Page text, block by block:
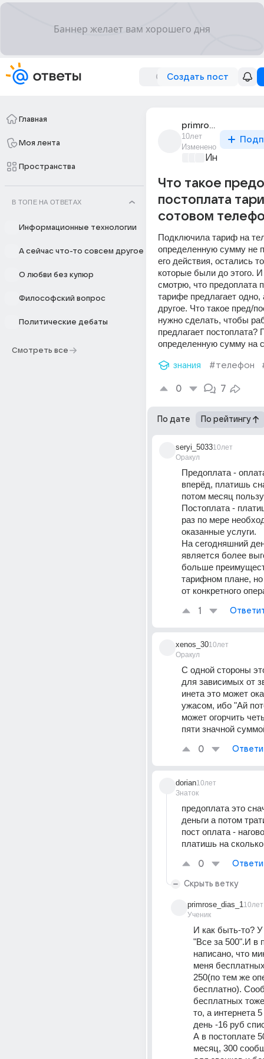
Создать пост
Главная
Моя лента
Пространства
В ТОПЕ НА ОТВЕТАХ
Информационные технологии
А сейчас что-то совсем другое
О любви без купюр
Философский вопрос
Политические дебаты
Смотреть все
primrose_dias_1
10лет
Изменено
Что такое
постоплата
сотовом
Подключила тариф на
определенную сумму не
его действия, остались
которые были до этого. И
смотрю, что предоплата
тарифе предлагает одно,
другое. Что такое пред/
нужно сделать, чтобы
предлагает постоплата?
определенную сумму на
знания #телефон
0 7
По дате По рейтингу
seryi_5033
Оракул
10лет
Предоплата -
вперёд, платишь
потом месяц
Постоплата -
раз по мере
оказанные услуги.
На сегодняшний
является более
больше
тарифном плане, но
от конкретного
1
xenos_30
Оракул
10лет
С одной стороны
для зависимых от
инета это может
ужасом, ибо "Ай
может огорчить
пяти значной
0
dorian
Знаток
10лет
предоплата это
деньги а потом
пост оплата -
платишь на сколько
0
Скрыть ветку
primrose_dias_1
Ученик
10лет
И как быть-то?
"Все за 500".И в
написано, что
меня
250(по тем же
бесплатно).
бесплатных
то, а интернета
день -16 руб
А в постоплате
месяц, 300